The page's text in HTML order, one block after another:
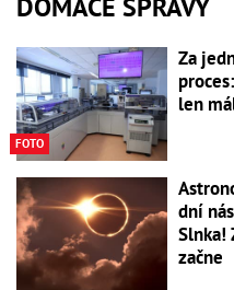
DOMÁCE SPRÁVY
FOTO
Za
len
dní
Slnka!
začne